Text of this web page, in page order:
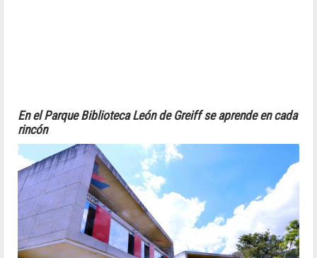
En el Parque Biblioteca León de Greiff se aprende en cada
rincón